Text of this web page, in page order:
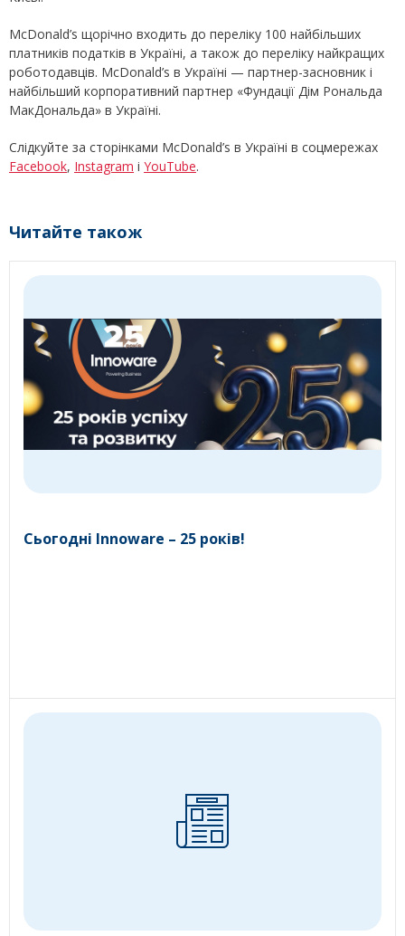
McDonald’s щорічно входить до переліку 100 найбільших
платників податків в Україні, а також до переліку найкращих
роботодавців. McDonald’s в Україні — партнер-засновник і
найбільший корпоративний партнер «Фундації Дім Рональда
МакДональда» в Україні.
Cлідкуйте за сторінками McDonald’s в Україні в соцмережах
Facebook, Instagram і YouTube.
Читайте також
Сьогодні Innoware – 25 років!